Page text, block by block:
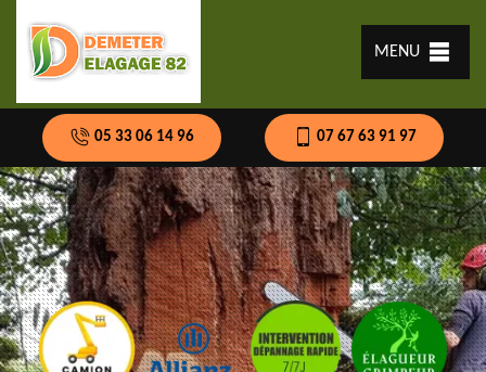
MENU
05 33 06 14 96 07 67 63 91 97